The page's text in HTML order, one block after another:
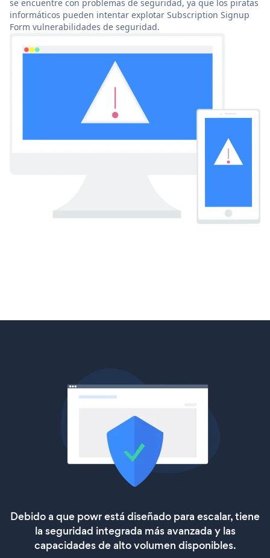
se encuentre con problemas de seguridad, ya que los piratas
informáticos pueden intentar explotar Subscription Signup
Form vulnerabilidades de seguridad.
Debido a que powr está diseñado para escalar, tiene
la seguridad integrada más avanzada y las
capacidades de alto volumen disponibles.